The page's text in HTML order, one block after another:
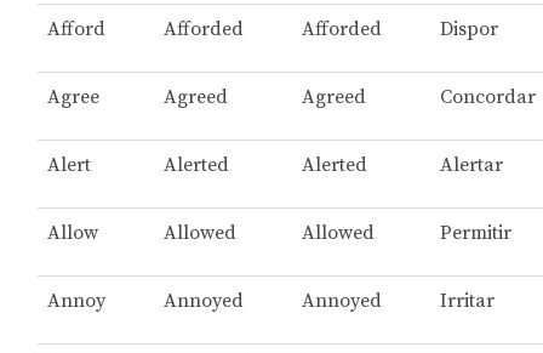
Afford Afforded Afforded Dispor
Agree Agreed Agreed Concordar
Alert Alerted Alerted Alertar
Allow Allowed Allowed Permitir
Annoy Annoyed Annoyed Irritar